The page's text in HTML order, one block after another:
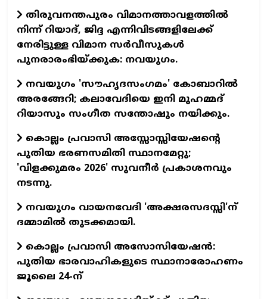
തിരുവനന്തപുരം വിമാനത്താവളത്തില്‍
നിന്ന് റിയാദ്, ജിദ്ദ എന്നിവിടങ്ങളിലേക്ക്
നേരിട്ടുള്ള വിമാന സര്‍വീസുകള്‍
പുനരാരംഭിയ്ക്കുക: നവയുഗം.
നവയുഗം 'സൗഹൃദസംഗമം' കോബാറില്‍
അരങ്ങേറി; കലാവേദിയെ ഇനി മുഹമ്മദ്
റിയാസും സംഗീത സന്തോഷും നയിക്കും.
കൊല്ലം പ്രവാസി അസ്സോസ്സിയേഷന്റെ
പുതിയ ഭരണസമിതി സ്ഥാനമേറ്റു;
'വിളക്കുമരം 2026' സുവനീര്‍ പ്രകാശനവും
നടന്നു.
നവയുഗം വായനവേദി 'അക്ഷരസദസ്സി'ന്
ദമ്മാമില്‍ തുടക്കമായി.
കൊല്ലം പ്രവാസി അസോസിയേഷന്‍:
പുതിയ ഭാരവാഹികളുടെ സ്ഥാനാരോഹണം
ജൂലൈ 24-ന്